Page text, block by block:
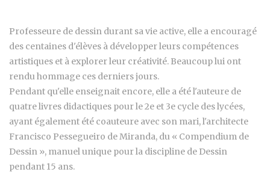
Professeure de dessin durant sa vie active, elle a encouragé
des centaines d'élèves à développer leurs compétences
artistiques et à explorer leur créativité. Beaucoup lui ont
rendu hommage ces derniers jours.
Pendant qu'elle enseignait encore, elle a été l'auteure de
quatre livres didactiques pour le 2e et 3e cycle des lycées,
ayant également été coauteure avec son mari, l'architecte
Francisco Pessegueiro de Miranda, du « Compendium de
Dessin », manuel unique pour la discipline de Dessin
pendant 15 ans.